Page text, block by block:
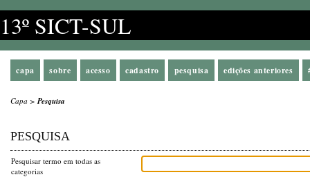
13º SICT-SUL
capa sobre acesso cadastro pesquisa edições anteriores
Capa >Pesquisa
PESQUISA
Pesquisar termo em todas as
categorias